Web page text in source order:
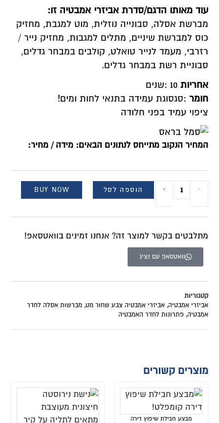
עוד מאותו הדגם/סדרת אביזרי אמבטיה זו:
מברשת אסלה, סבונייה נוזלית, מוט למגבת, מחזיק
כוס למברשת שיניים, מתלים למגבות, מחזיק נייר /
רזרבי, מעמד לנייר טואלט, קולבים במבחר גדלים,
סבוניית רשת במבחר גדלים.
אחריות : 10שנים
חומר :סגסוגת עמידה בתנאי לחות ומים!
ציפוי עמיד בפני חלודה
המחיר הנקוב מתייחס לנתונים הבאים: מידה / מחיר:
-
+ הוספה לסל BUY NOW
מתלבטים בקשר למוצר זה? אנחנו זמינים בוואטסאפ!
וואטסאפ עם נציג
קטגוריות
אביזרי אמבטיה,אביזרי אמבטיה צבע שחור מט,מברשות אסלה לחדר
אמבטיה, פתרונות לחדר האמבטיה
מוצרים קשורים
מבצע חבילת שיפוץ דירה